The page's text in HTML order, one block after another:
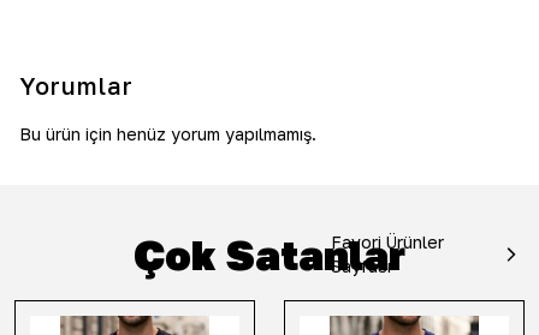
Yorumlar
Bu ürün için henüz yorum yapılmamış.
Çok Satanlar
Favori Ürünler
Sayfası